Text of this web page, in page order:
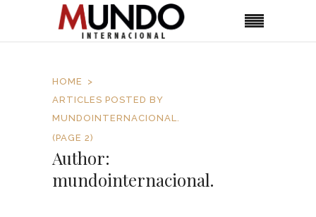
HOME
ARTICLES POSTED BY
MUNDOINTERNACIONAL.
(PAGE 2)
Author:
mundointernacional.